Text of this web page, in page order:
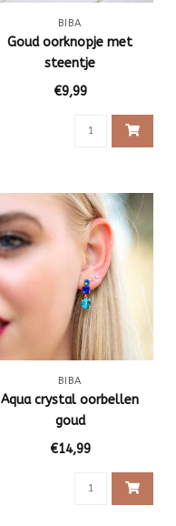
BIBA
Goud oorknopje met
steentje
€9,99
BIBA
Aqua crystal oorbellen
goud
€14,99